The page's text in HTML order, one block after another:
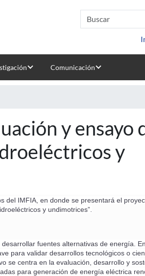
Comunicación
y ensayo
y
del IMFIA, en donde se presentará el
y undimotrices”.
fuentes alternativas de energía.
para validar desarrollos tecnológicos o
se centra en la evaluación, desarrollo y
para generación de energía eléctrica